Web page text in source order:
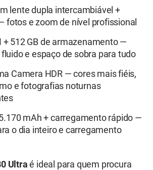
lente dupla intercambiável +
fotos e zoom de nível profissional
+ 512 GB de armazenamento —
e espaço de sobra para tudo
Camera HDR — cores mais fiéis,
e fotografias noturnas
mAh + carregamento rápido —
o dia inteiro e carregamento
Ultra é ideal para quem procura